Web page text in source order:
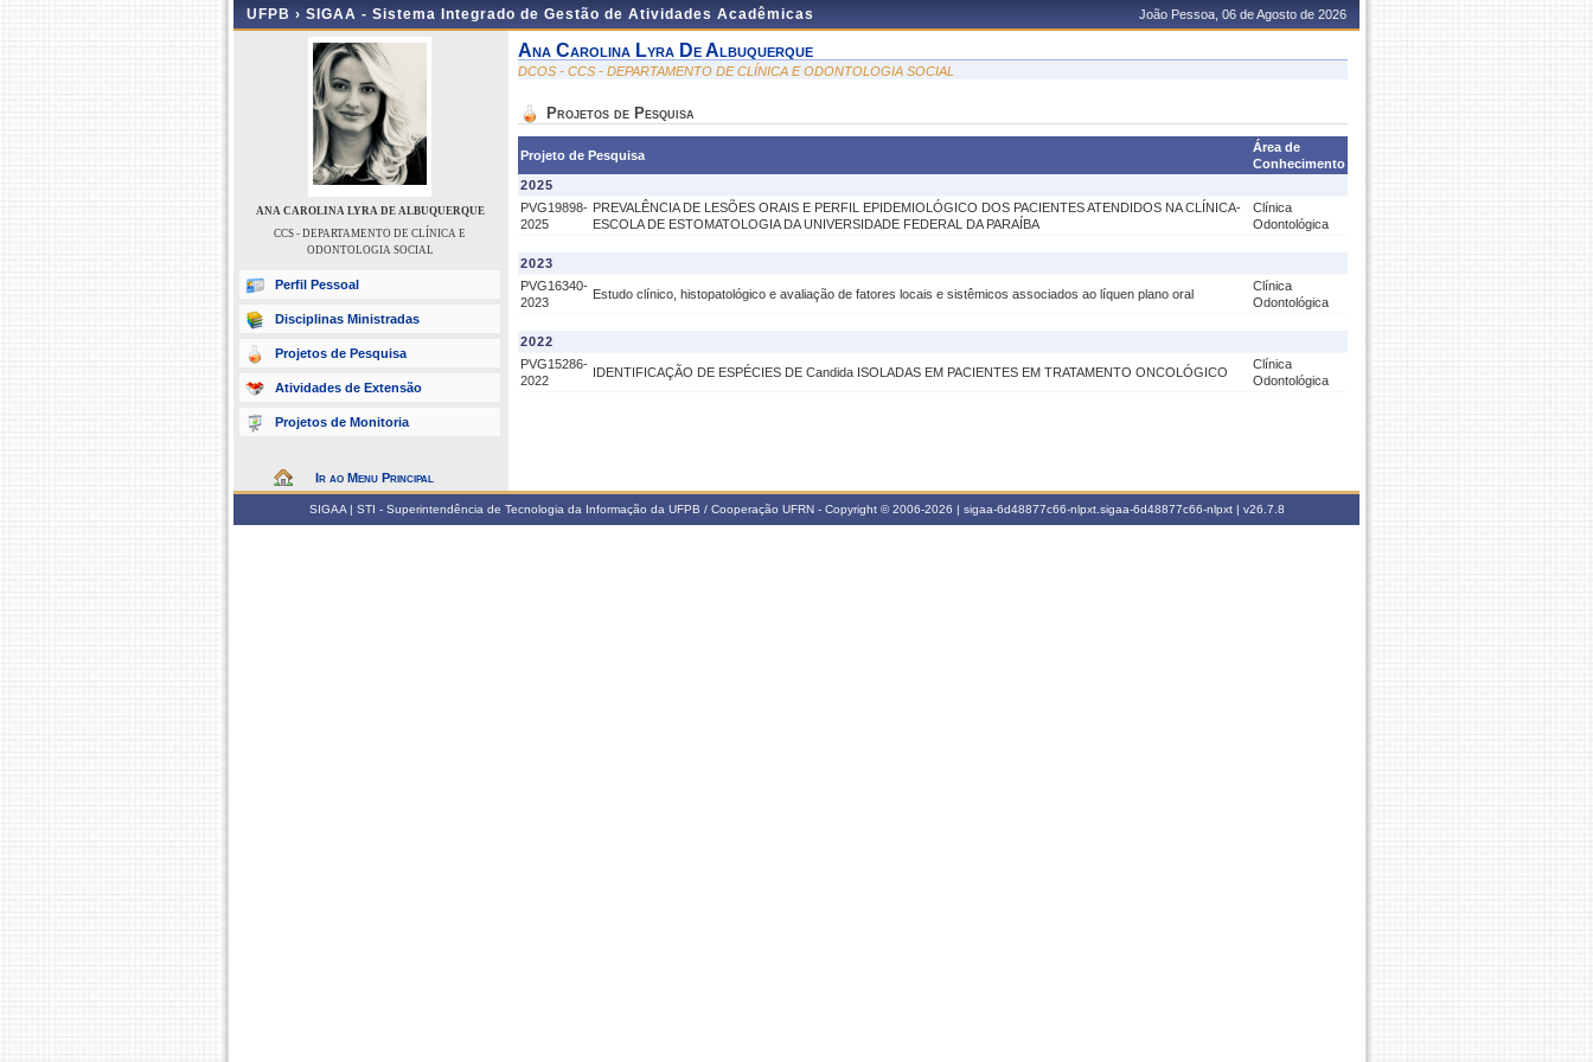
UFPB › SIGAA - Sistema Integrado de Gestão de Atividades Acadêmicas João Pessoa, 06 de Agosto de 2026
ANA CAROLINA LYRA DE ALBUQUERQUE
CCS - DEPARTAMENTO DE CLÍNICA E
ODONTOLOGIA SOCIAL
Perfil Pessoal
Disciplinas Ministradas
Projetos de Pesquisa
Atividades de Extensão
Projetos de Monitoria
Ir ao Menu Principal
Ana Carolina Lyra De Albuquerque
DCOS - CCS - DEPARTAMENTO DE CLÍNICA E ODONTOLOGIA SOCIAL
Projetos de Pesquisa
Projeto de Pesquisa
Área de
Conhecimento
2025
PVG19898-
2025
PREVALÊNCIA DE LESÕES ORAIS E PERFIL EPIDEMIOLÓGICO DOS PACIENTES ATENDIDOS NA CLÍNICA-
ESCOLA DE ESTOMATOLOGIA DA UNIVERSIDADE FEDERAL DA PARAÍBA
Clínica
Odontológica
2023
PVG16340-
2023
Estudo clínico, histopatológico e avaliação de fatores locais e sistêmicos associados ao líquen plano oral
Clínica
Odontológica
2022
PVG15286-
2022
IDENTIFICAÇÃO DE ESPÉCIES DE Candida ISOLADAS EM PACIENTES EM TRATAMENTO ONCOLÓGICO
Clínica
Odontológica
SIGAA | STI - Superintendência de Tecnologia da Informação da UFPB / Cooperação UFRN - Copyright © 2006-2026 | sigaa-6d48877c66-nlpxt.sigaa-6d48877c66-nlpxt | v26.7.8